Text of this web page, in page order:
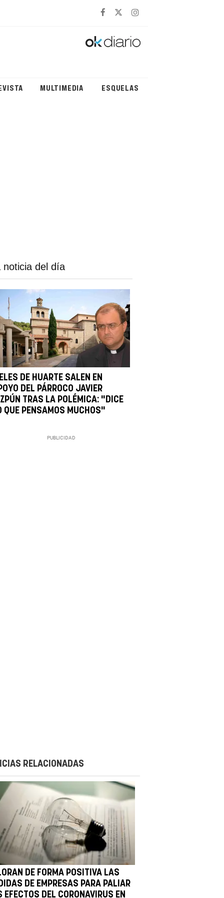
MULTIMEDIA ESQUELAS
noticia del día
DE HUARTE SALEN EN
DEL PÁRROCO JAVIER
TRAS LA POLÉMICA: "DICE
QUE PENSAMOS MUCHOS"
RELACIONADAS
DE FORMA POSITIVA LAS
DE EMPRESAS PARA PALIAR
EFECTOS DEL CORONAVIRUS EN